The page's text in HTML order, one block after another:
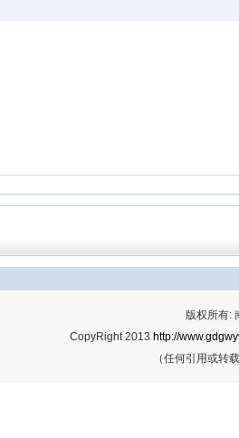
版权所有:
CopyRight 2013 http://
（任何引用或转